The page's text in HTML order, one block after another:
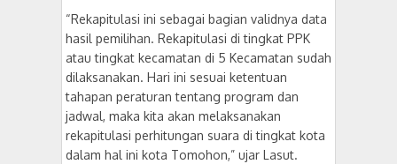
“Rekapitulasi ini sebagai bagian validnya data
hasil pemilihan. Rekapitulasi di tingkat PPK
atau tingkat kecamatan di 5 Kecamatan sudah
dilaksanakan. Hari ini sesuai ketentuan
tahapan peraturan tentang program dan
jadwal, maka kita akan melaksanakan
rekapitulasi perhitungan suara di tingkat kota
dalam hal ini kota Tomohon,” ujar Lasut.